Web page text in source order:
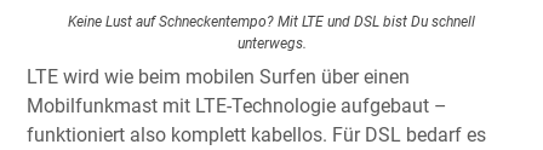
Keine Lust auf Schneckentempo? Mit LTE und DSL bist Du schnell
unterwegs.
LTE wird wie beim mobilen Surfen über einen
Mobilfunkmast mit LTE-Technologie aufgebaut –
funktioniert also komplett kabellos. Für DSL bedarf es